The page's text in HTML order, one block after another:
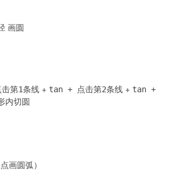
画圆
第1条线 + tan + 点击第2条线 + tan +
内切圆
画圆弧）